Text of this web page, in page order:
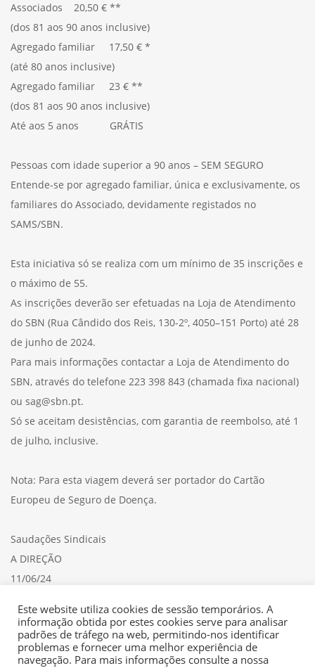
Associados 20,50 € **
(dos 81 aos 90 anos inclusive)
Agregado familiar 17,50 € *
(até 80 anos inclusive)
Agregado familiar 23 € **
(dos 81 aos 90 anos inclusive)
Até aos 5 anos GRÁTIS
Pessoas com idade superior a 90 anos – SEM SEGURO
Entende-se por agregado familiar, única e exclusivamente, os
familiares do Associado, devidamente registados no
SAMS/SBN.
Esta iniciativa só se realiza com um mínimo de 35 inscrições e
o máximo de 55.
As inscrições deverão ser efetuadas na Loja de Atendimento
do SBN (Rua Cândido dos Reis, 130-2º, 4050–151 Porto) até 28
de junho de 2024.
Para mais informações contactar a Loja de Atendimento do
SBN, através do telefone 223 398 843 (chamada fixa nacional)
ou sag@sbn.pt.
Só se aceitam desistências, com garantia de reembolso, até 1
de julho, inclusive.
Nota: Para esta viagem deverá ser portador do Cartão
Europeu de Seguro de Doença.
Saudações Sindicais
A DIREÇÃO
11/06/24
Este website utiliza cookies de sessão temporários. A
informação obtida por estes cookies serve para analisar
padrões de tráfego na web, permitindo-nos identificar
problemas e fornecer uma melhor experiência de
navegação. Para mais informações consulte a nossa